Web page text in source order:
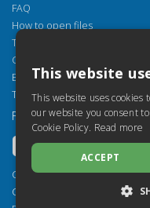
FAQ
How to open files
Torrossa Reader
Copyright obligations
Email:
Tel: +39 055 5018800
FOLLOW US
Copyright 2000-2026
Casalini Libri
This website
This website uses
our website you consent
Cookie Policy. Read more
ACCEPT